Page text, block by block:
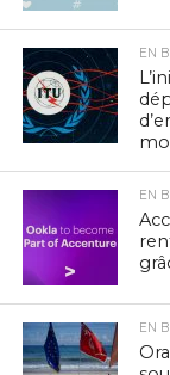
EN
EN
EN